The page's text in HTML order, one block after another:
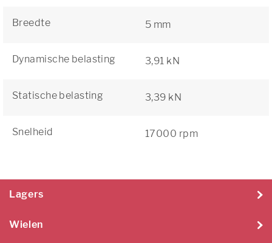
Breedte 5 mm
Dynamische belasting 3,91 kN
Statische belasting 3,39 kN
Snelheid 17000 rpm
Lagers
Wielen